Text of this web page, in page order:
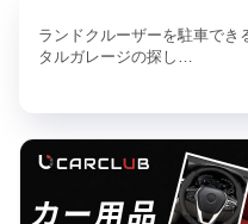
ランドクルーザーを駐車でき
タルガレージの探し…